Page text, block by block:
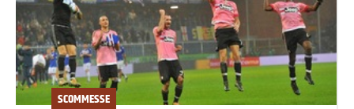
SCOMMESSE